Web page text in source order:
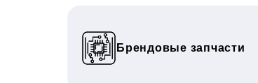
Брендовые запчасти